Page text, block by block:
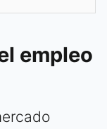
empleo